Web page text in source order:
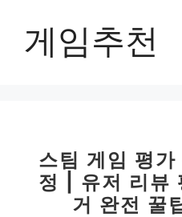
게임추천
스팀 게임 평
정 | 유저 리뷰
거 완전 꿀